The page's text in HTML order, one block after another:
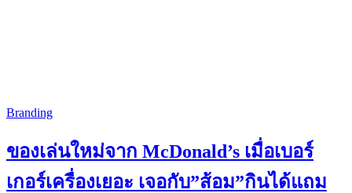
Branding
ของเล่นใหม่จาก McDonald’s เมื่อเบอร์
เกอร์เครื่องเยอะ เจอกับ”ส้อม”กินได้แถม